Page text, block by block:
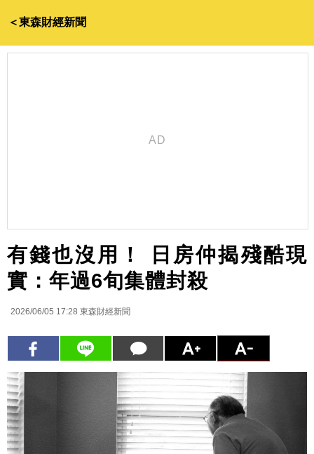
＜東森財經新聞
有錢也沒用！ 日房仲揭殘酷現
實：年過6旬集體封殺
2026/06/05 17:28 東森財經新聞